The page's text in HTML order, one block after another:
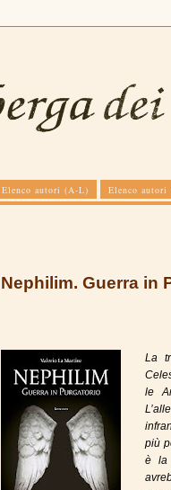
Elenco autori (A-L) Elenco autori
Nephilim. Guerra in
La
le
più
è la